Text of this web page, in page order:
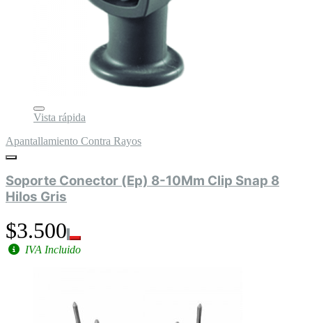
Vista rápida
Apantallamiento Contra Rayos
Soporte Conector (Ep) 8-10Mm Clip Snap 8
Hilos Gris
$3.500
IVA Incluido